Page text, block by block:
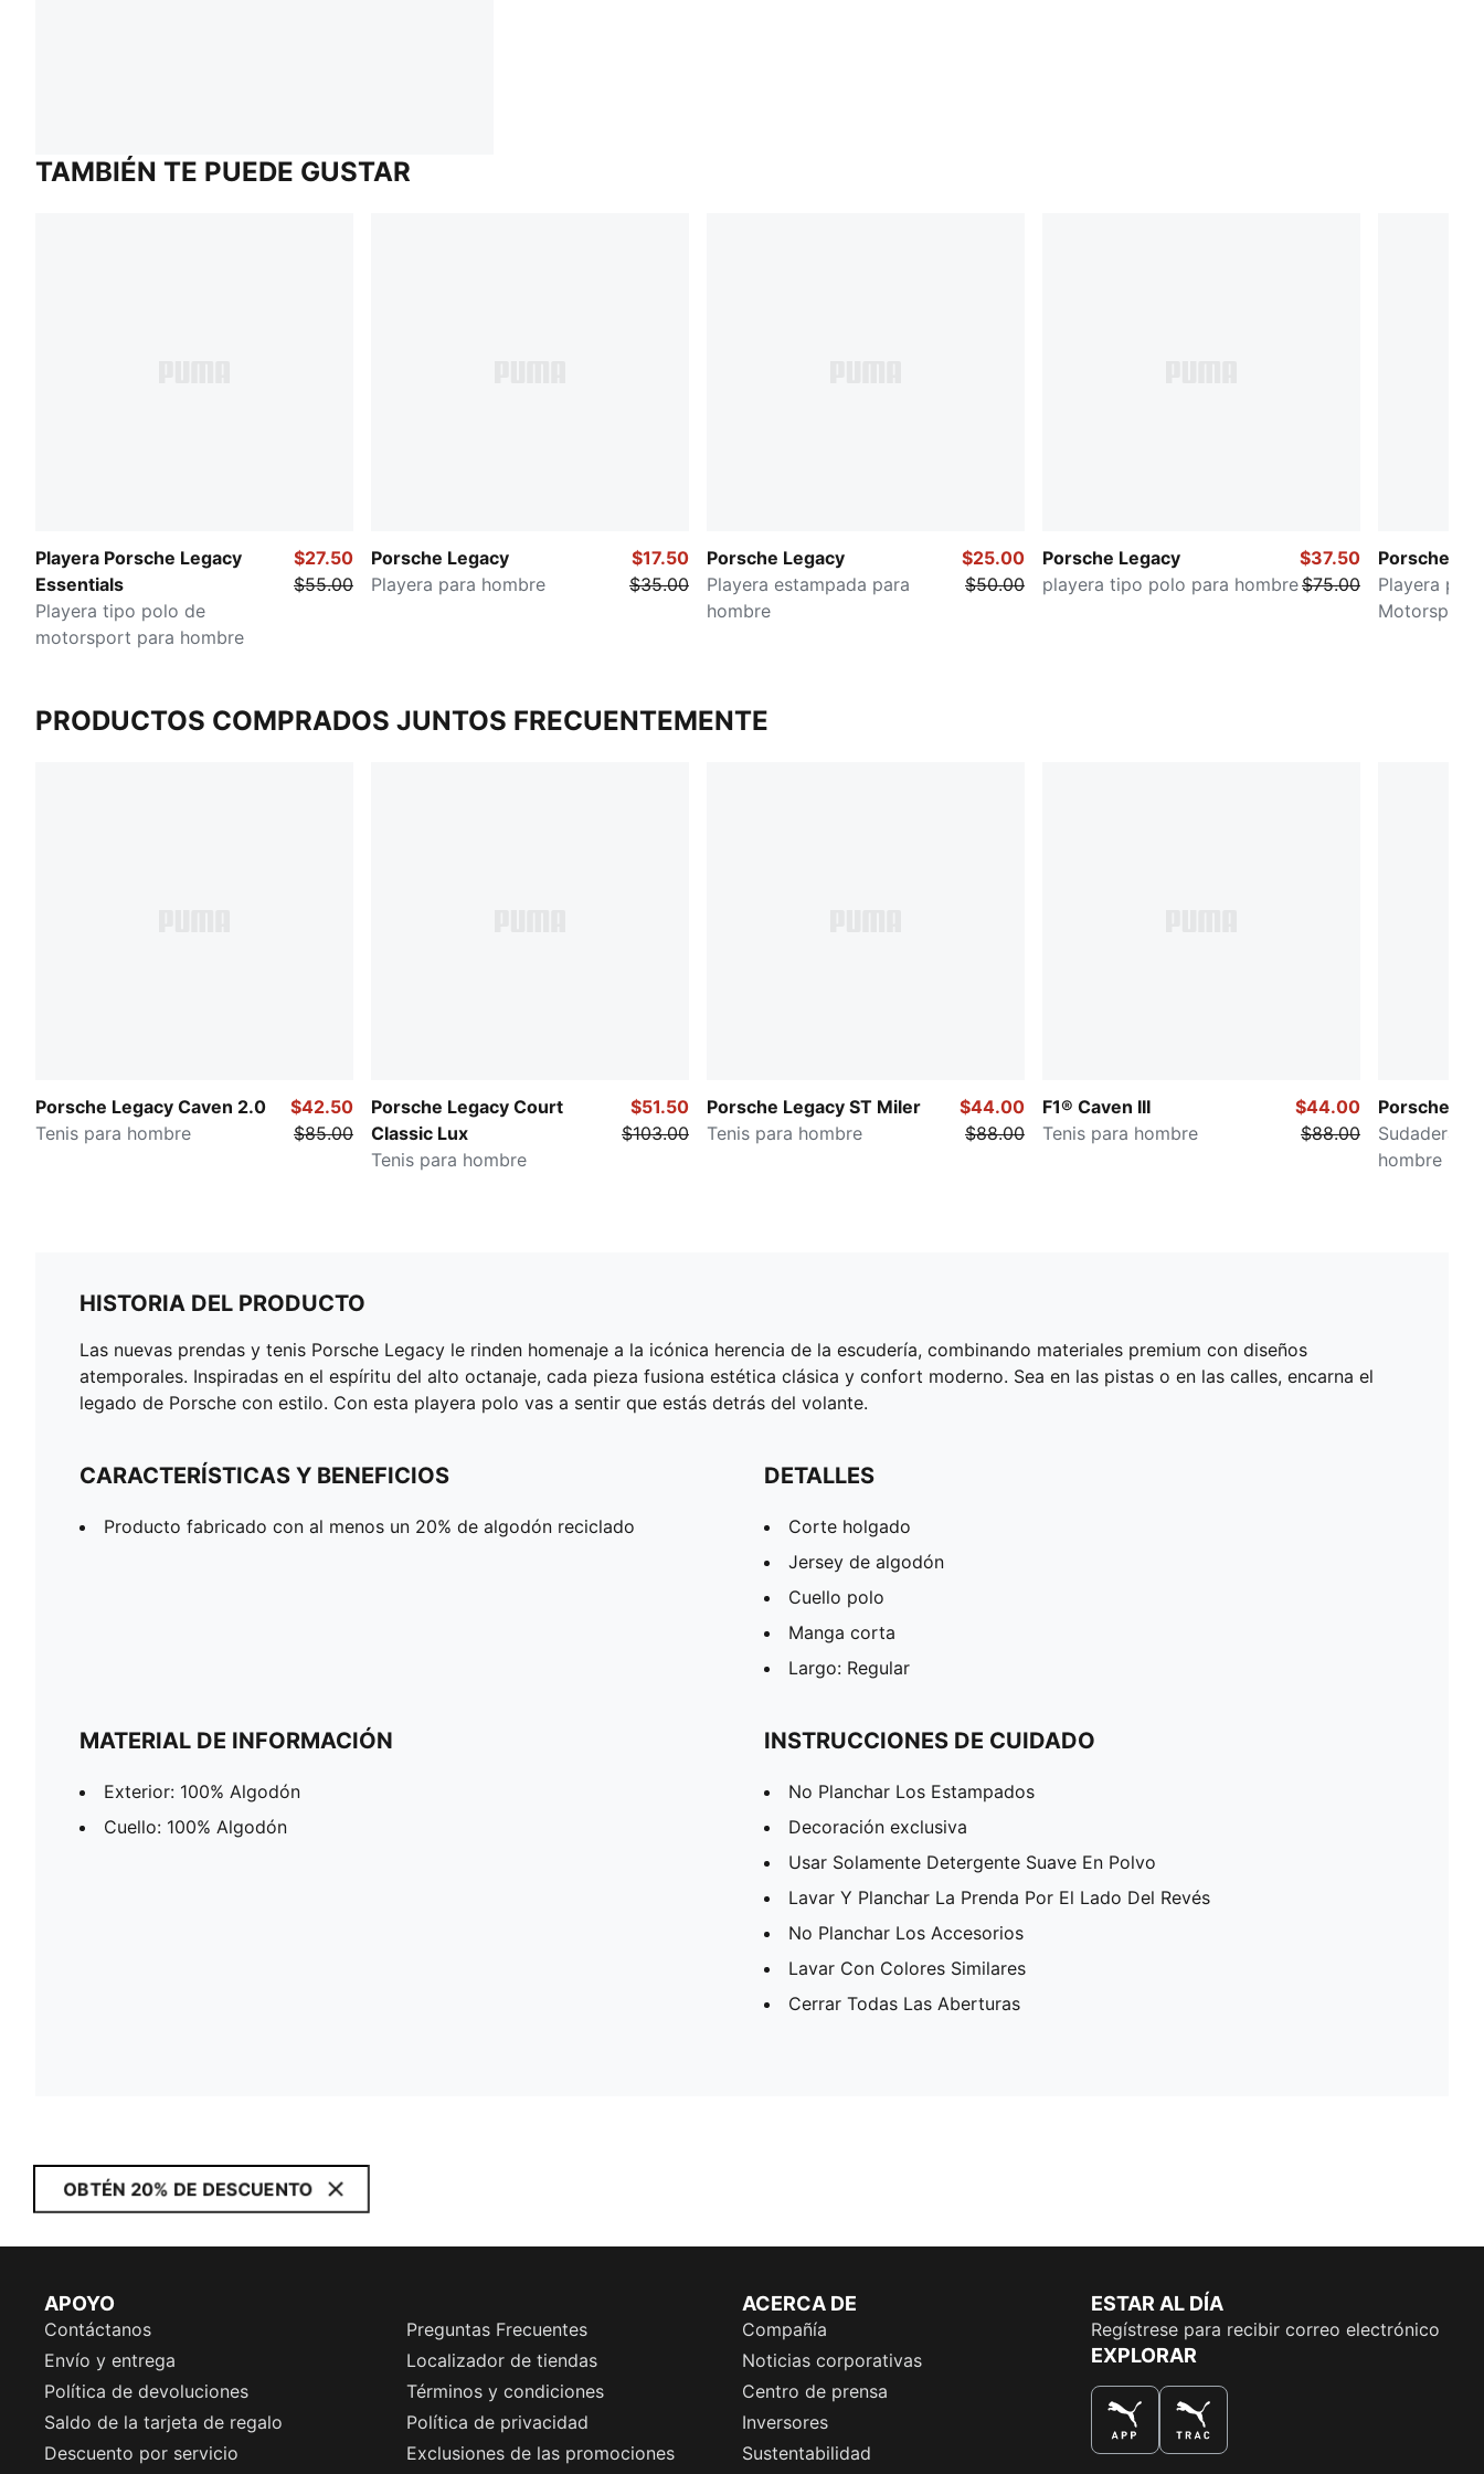
TAMBIÉN TE PUEDE GUSTAR
Playera Porsche Legacy
Essentials
Playera tipo polo de
motorsport para hombre
$27.50
$55.00
Porsche Legacy
Playera para hombre
$17.50
$35.00
Porsche Legacy
Playera estampada para
hombre
$25.00
$50.00
Porsche Legacy
playera tipo polo para hombre
$37.50
$75.00
Porsche
Playera
Motorsport
PRODUCTOS COMPRADOS JUNTOS FRECUENTEMENTE
Porsche Legacy Caven 2.0
Tenis para hombre
$42.50
$85.00
Porsche Legacy Court
Classic Lux
Tenis para hombre
$51.50
$103.00
Porsche Legacy ST Miler
Tenis para hombre
$44.00
$88.00
F1® Caven III
Tenis para hombre
$44.00
$88.00
Porsche
Sudadera
hombre
HISTORIA DEL PRODUCTO
Las nuevas prendas y tenis Porsche Legacy le rinden homenaje a la icónica herencia de la escudería, combinando materiales premium con diseños
atemporales. Inspiradas en el espíritu del alto octanaje, cada pieza fusiona estética clásica y confort moderno. Sea en las pistas o en las calles, encarna el
legado de Porsche con estilo. Con esta playera polo vas a sentir que estás detrás del volante.
CARACTERÍSTICAS Y BENEFICIOS
Producto fabricado con al menos un 20% de algodón reciclado
DETALLES
Corte holgado
Jersey de algodón
Cuello polo
Manga corta
Largo: Regular
MATERIAL DE INFORMACIÓN
Exterior: 100% Algodón
Cuello: 100% Algodón
INSTRUCCIONES DE CUIDADO
No Planchar Los Estampados
Decoración exclusiva
Usar Solamente Detergente Suave En Polvo
Lavar Y Planchar La Prenda Por El Lado Del Revés
No Planchar Los Accesorios
Lavar Con Colores Similares
Cerrar Todas Las Aberturas
OBTÉN 20% DE DESCUENTO
APOYO
Contáctanos
Preguntas Frecuentes
Envío y entrega
Localizador de tiendas
Política de devoluciones
Términos y condiciones
Saldo de la tarjeta de regalo
Política de privacidad
Descuento por servicio
Exclusiones de las promociones
ACERCA DE
Compañía
Noticias corporativas
Centro de prensa
Inversores
Sustentabilidad
ESTAR AL DÍA
Regístrese para recibir correo electrónico
EXPLORAR